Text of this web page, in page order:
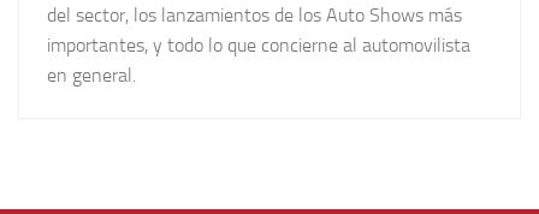
del sector, los lanzamientos de los Auto Shows más
importantes, y todo lo que concierne al automovilista
en general.